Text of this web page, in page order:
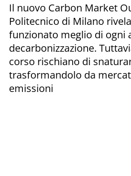
Il nuovo Carbon Market
Politecnico di Milano rivela
funzionato meglio di ogni
decarbonizzazione.
corso rischiano di
trasformandolo da
emissioni